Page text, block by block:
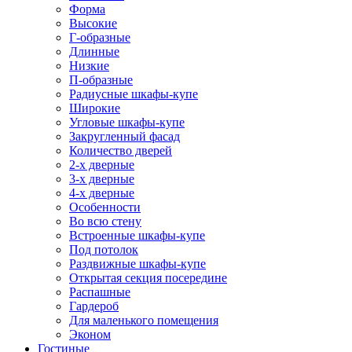
Форма
Высокие
Г-образные
Длинные
Низкие
П-образные
Радиусные шкафы-купе
Широкие
Угловые шкафы-купе
Закругленный фасад
Количество дверей
2-х дверные
3-х дверные
4-х дверные
Особенности
Во всю стену
Встроенные шкафы-купе
Под потолок
Раздвижные шкафы-купе
Открытая секция посередине
Распашные
Гардероб
Для маленького помещения
Эконом
Гостиные